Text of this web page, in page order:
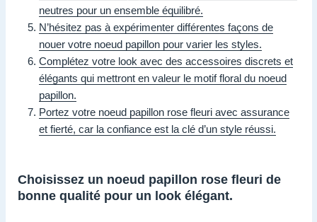
neutres pour un ensemble équilibré.
N’hésitez pas à expérimenter différentes façons de
nouer votre noeud papillon pour varier les styles.
Complétez votre look avec des accessoires discrets et
élégants qui mettront en valeur le motif floral du noeud
papillon.
Portez votre noeud papillon rose fleuri avec assurance
et fierté, car la confiance est la clé d’un style réussi.
Choisissez un noeud papillon rose fleuri de
bonne qualité pour un look élégant.